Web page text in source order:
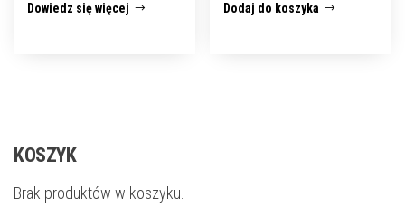
Dowiedz się więcej Dodaj do koszyka
KOSZYK
Brak produktów w koszyku.